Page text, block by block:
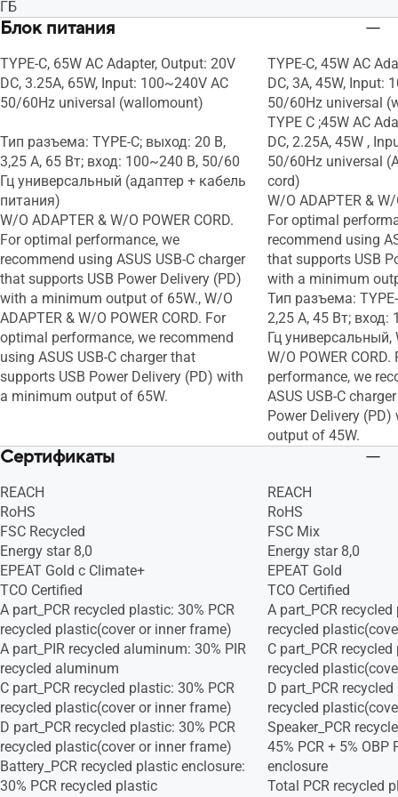
ГБ
Блок питания
TYPE-C, 65W AC Adapter, Output: 20V
DC, 3.25A, 65W, Input: 100~240V AC
50/60Hz universal (wallomount)
Тип разъема: TYPE-C; выход: 20 В,
3,25 A, 65 Вт; вход: 100~240 В, 50/60
Гц универсальный (адаптер + кабель
питания)
W/O ADAPTER & W/O POWER CORD.
For optimal performance, we
recommend using ASUS USB-C charger
that supports USB Power Delivery (PD)
with a minimum output of 65W., W/O
ADAPTER & W/O POWER CORD. For
optimal performance, we recommend
using ASUS USB-C charger that
supports USB Power Delivery (PD) with
a minimum output of 65W.
TYPE-C, 45W AC
DC, 3A, 45W, Input:
50/60Hz universal
TYPE C ;45W AC
DC, 2.25A, 45W ,
50/60Hz universal
cord)
W/O ADAPTER & W/
For optimal
recommend using
that supports USB
with a minimum
Тип разъема:
2,25 A, 45 Вт;
Гц универсальный,
W/O POWER
performance, we
ASUS USB-C
Power Delivery
output of 45W.
Сертификаты
REACH
RoHS
FSC Recycled
Energy star 8,0
EPEAT Gold с Climate+
TCO Certified
A part_PCR recycled plastic: 30% PCR
recycled plastic(cover or inner frame)
A part_PIR recycled aluminum: 30% PIR
recycled aluminum
C part_PCR recycled plastic: 30% PCR
recycled plastic(cover or inner frame)
D part_PCR recycled plastic: 30% PCR
recycled plastic(cover or inner frame)
Battery_PCR recycled plastic enclosure:
30% PCR recycled plastic
REACH
RoHS
FSC Mix
Energy star 8,0
EPEAT Gold
TCO Certified
A part_PCR
recycled
C part_PCR
recycled
D part_PCR
recycled
Speaker_PCR
45% PCR + 5%
enclosure
Total PCR recycled